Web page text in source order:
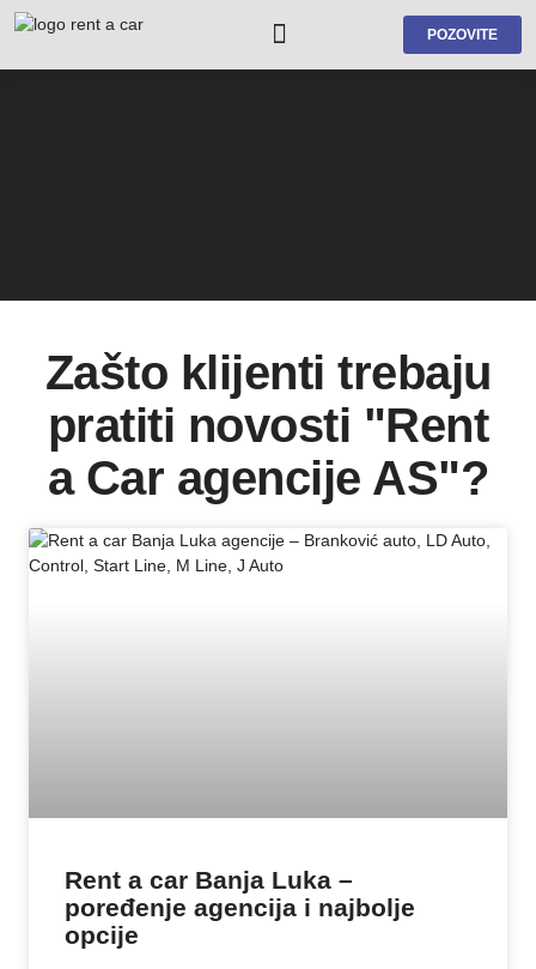
POZOVITE
Zašto klijenti trebaju
pratiti novosti "Rent
a Car agencije AS"?
Rent a car Banja Luka –
poređenje agencija i najbolje
opcije